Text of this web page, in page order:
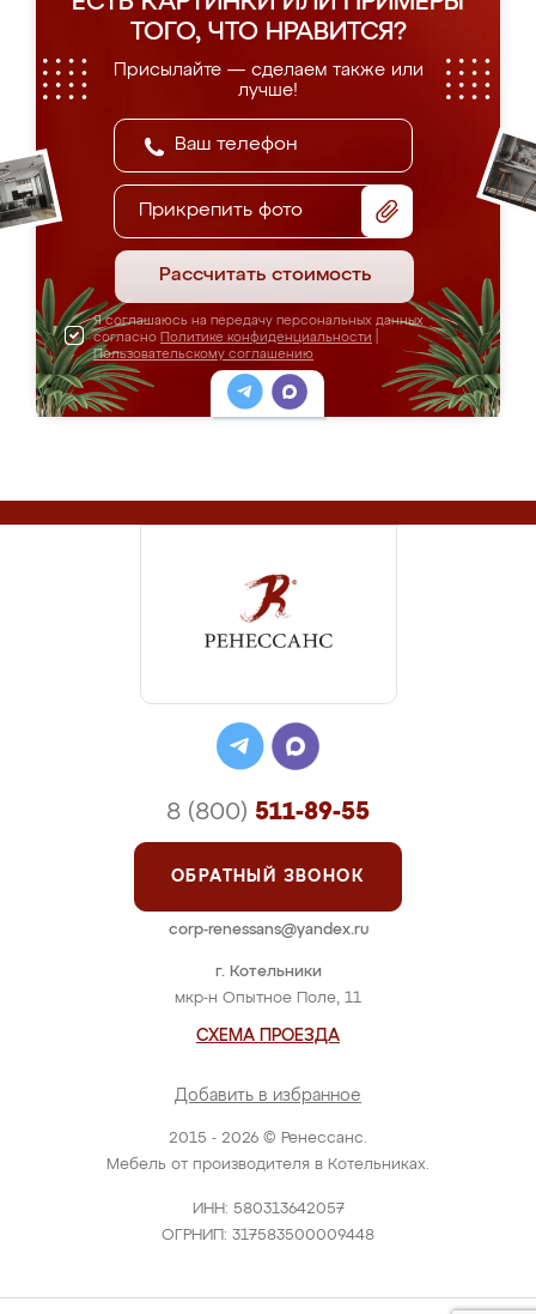
ТОГО, ЧТО НРАВИТСЯ?
Присылайте — сделаем также или
лучше!
Прикрепить фото
Рассчитать стоимость
Я соглашаюсь на передачу персональных данных
согласно Политике конфиденциальности
Пользовательскому соглашению
2015 - 2026 © Ренессанс.
Мебель от производителя в Котельниках.
ИНН: 580313642057
ОГРНИП: 317583500009448
г. Котельники
мкр-н Опытное Поле, 11
СХЕМА ПРОЕЗДА
Добавить в избранное
8 (800) 511-89-55
ОБРАТНЫЙ ЗВОНОК
corp-renessans@yandex.ru